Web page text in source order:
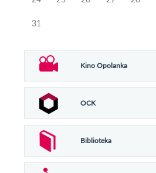
31
Kino Opolanka
OCK
Biblioteka